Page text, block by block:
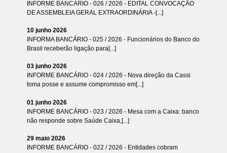
INFORME BANCÁRIO - 026 / 2026 - EDITAL CONVOCAÇÃO
DE ASSEMBLEIA GERAL EXTRAORDINÁRIA -[...]
10 junho 2026
INFORMA BANCÁRIO - 025 / 2026 - Funcionários do Banco do
Brasil receberão ligação para[...]
03 junho 2026
INFORME BANCÁRIO - 024 / 2026 - Nova direção da Cassi
toma posse e assume compromisso em[...]
01 junho 2026
INFORME BANCÁRIO - 023 / 2026 - Mesa com a Caixa: banco
não responde sobre Saúde Caixa,[...]
29 maio 2026
INFORME BANCÁRIO - 022 / 2026 - Entidades cobram